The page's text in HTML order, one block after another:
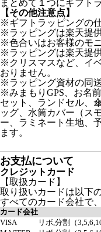
まとめて１つにギフト
【その他注意点】
※ギフトラッピングの
※ラッピングは楽天提
※色合いはお客様のモ
※ラッピングは楽天提
※クリスマスなど、イ
おりません。
※ラッピング資材の同
※みまもりGPS、お名
セット、ランドセル、
ッグ、水筒カバー（ス
ー、ラミネート生地、
ます。
お支払について
クレジットカード
【取扱カード】
取り扱いカードは以下
すべてのカード会社で
カード会社
VISA
リボ,分割（